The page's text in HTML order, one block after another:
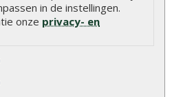
in de instellingen.
onze privacy- en